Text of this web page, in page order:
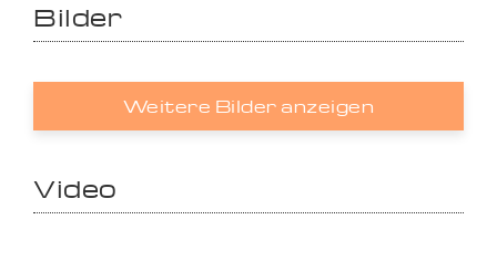
Bilder
Weitere Bilder anzeigen
Video